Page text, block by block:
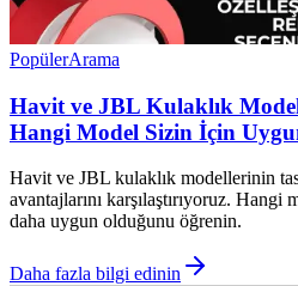
PopülerArama
Havit ve JBL Kulaklık
Hangi Model Sizin İçin
Havit ve JBL kulaklık modellerinin
avantajlarını karşılaştırıyoruz. Hangi
daha uygun olduğunu öğrenin.
Daha fazla bilgi edinin